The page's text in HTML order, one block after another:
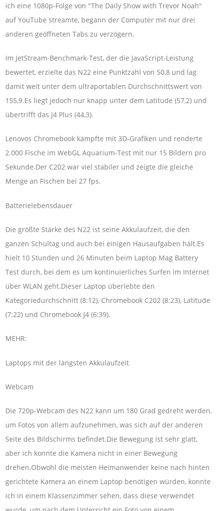
ich eine 1080p-Folge von "The Daily Show with Trevor Noah"
auf YouTube streamte, begann der Computer mit nur drei
anderen geöffneten Tabs zu verzögern.
Im JetStream-Benchmark-Test, der die JavaScript-Leistung
bewertet, erzielte das N22 eine Punktzahl von 50,8 und lag
damit weit unter dem ultraportablen Durchschnittswert von
155,9.Es liegt jedoch nur knapp unter dem Latitude (57,2) und
übertrifft das J4 Plus (44,3).
Lenovos Chromebook kämpfte mit 3D-Grafiken und renderte
2.000 Fische im WebGL Aquarium-Test mit nur 15 Bildern pro
Sekunde.Der C202 war viel stabiler und zeigte die gleiche
Menge an Fischen bei 27 fps.
Batterielebensdauer
Die größte Stärke des N22 ist seine Akkulaufzeit, die den
ganzen Schultag und auch bei einigen Hausaufgaben hält.Es
hielt 10 Stunden und 26 Minuten beim Laptop Mag Battery
Test durch, bei dem es um kontinuierliches Surfen im Internet
über WLAN geht.Dieser Laptop überlebte den
Kategoriedurchschnitt (8:12), Chromebook C202 (8:23), Latitude
(7:22) und Chromebook J4 (6:39).
MEHR:
Laptops mit der längsten Akkulaufzeit
Webcam
Die 720p-Webcam des N22 kann um 180 Grad gedreht werden,
um Fotos von allem aufzunehmen, was sich auf der anderen
Seite des Bildschirms befindet.Die Bewegung ist sehr glatt,
aber ich konnte die Kamera nicht in einer Bewegung
drehen.Obwohl die meisten Heimanwender keine nach hinten
gerichtete Kamera an einem Laptop benötigen würden, konnte
ich in einem Klassenzimmer sehen, dass diese verwendet